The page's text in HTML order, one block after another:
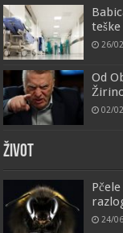
26/
Od
02/
ŽIVOT
24/